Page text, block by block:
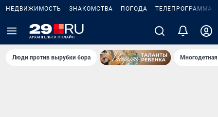
НЕДВИЖИМОСТЬ ЗНАКОМСТВА ПОГОДА ТЕЛЕПРОГРАММА
Люди против вырубки бора